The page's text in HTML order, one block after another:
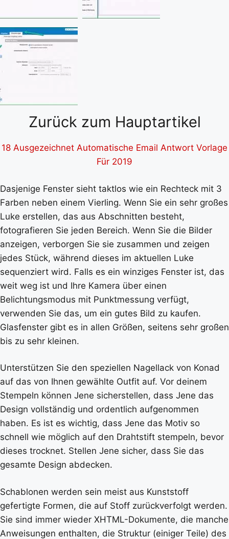
Zurück zum Hauptartikel
18 Ausgezeichnet Automatische Email Antwort Vorlage
Für 2019
Dasjenige Fenster sieht taktlos wie ein Rechteck mit 3
Farben neben einem Vierling. Wenn Sie ein sehr großes
Luke erstellen, das aus Abschnitten besteht,
fotografieren Sie jeden Bereich. Wenn Sie die Bilder
anzeigen, verborgen Sie sie zusammen und zeigen
jedes Stück, während dieses im aktuellen Luke
sequenziert wird. Falls es ein winziges Fenster ist, das
weit weg ist und Ihre Kamera über einen
Belichtungsmodus mit Punktmessung verfügt,
verwenden Sie das, um ein gutes Bild zu kaufen.
Glasfenster gibt es in allen Größen, seitens sehr großen
bis zu sehr kleinen.
Unterstützen Sie den speziellen Nagellack von Konad
auf das von Ihnen gewählte Outfit auf. Vor deinem
Stempeln können Jene sicherstellen, dass Jene das
Design vollständig und ordentlich aufgenommen
haben. Es ist es wichtig, dass Jene das Motiv so
schnell wie möglich auf den Drahtstift stempeln, bevor
dieses trocknet. Stellen Jene sicher, dass Sie das
gesamte Design abdecken.
Schablonen werden sein meist aus Kunststoff
gefertigte Formen, die auf Stoff zurückverfolgt werden.
Sie sind immer wieder XHTML-Dokumente, die manche
Anweisungen enthalten, die Struktur (einiger Teile) des